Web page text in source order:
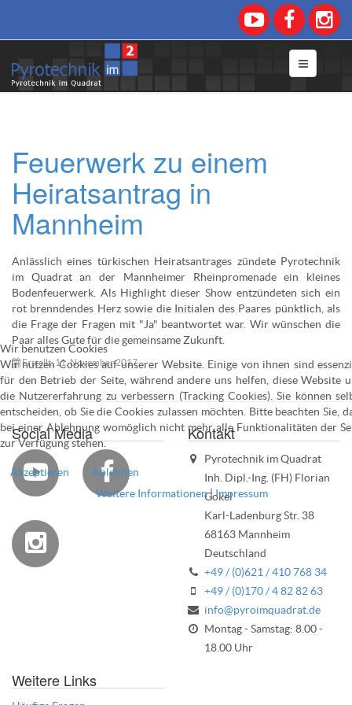
Feuerwerk zu einem
Heiratsantrag in
Mannheim
Anlässlich eines türkischen Heiratsantrages zündete Pyrotechnik
im Quadrat an der Mannheimer Rheinpromenade ein kleines
Bodenfeuerwerk. Als Highlight dieser Show entzündeten sich ein
rot brenndendes Herz sowie die Initialen des Paares pünktlich, als
die Frage der Fragen mit "Ja" beantwortet war. Wir wünschen die
Paar alles Gute für die gemeinsame Zukunft.
Erstellt: 11. November 2017
Social Media
 

Kontakt
Pyrotechnik im Quadrat
Inh. Dipl.-Ing. (FH) Florian
Gokel
Karl-Ladenburg Str. 38
68163 Mannheim
Deutschland
+49 / (0)621 / 410 768 34
+49 / (0)170 / 4 82 82 63
info@pyroimquadrat.de
Montag - Samstag: 8.00 -
18.00 Uhr
Weitere Links
Wir benutzen Cookies
Wir nutzen Cookies auf unserer Website. Einige von ihnen sind
für den Betrieb der Seite, während andere uns helfen, diese Website
die Nutzererfahrung zu verbessern (Tracking Cookies). Sie können
entscheiden, ob Sie die Cookies zulassen möchten. Bitte beachten Sie,
bei einer Ablehnung womöglich nicht mehr alle Funktionalitäten der
zur Verfügung stehen.
Akzeptieren
Ablehnen
Weitere Informationen|Impressum